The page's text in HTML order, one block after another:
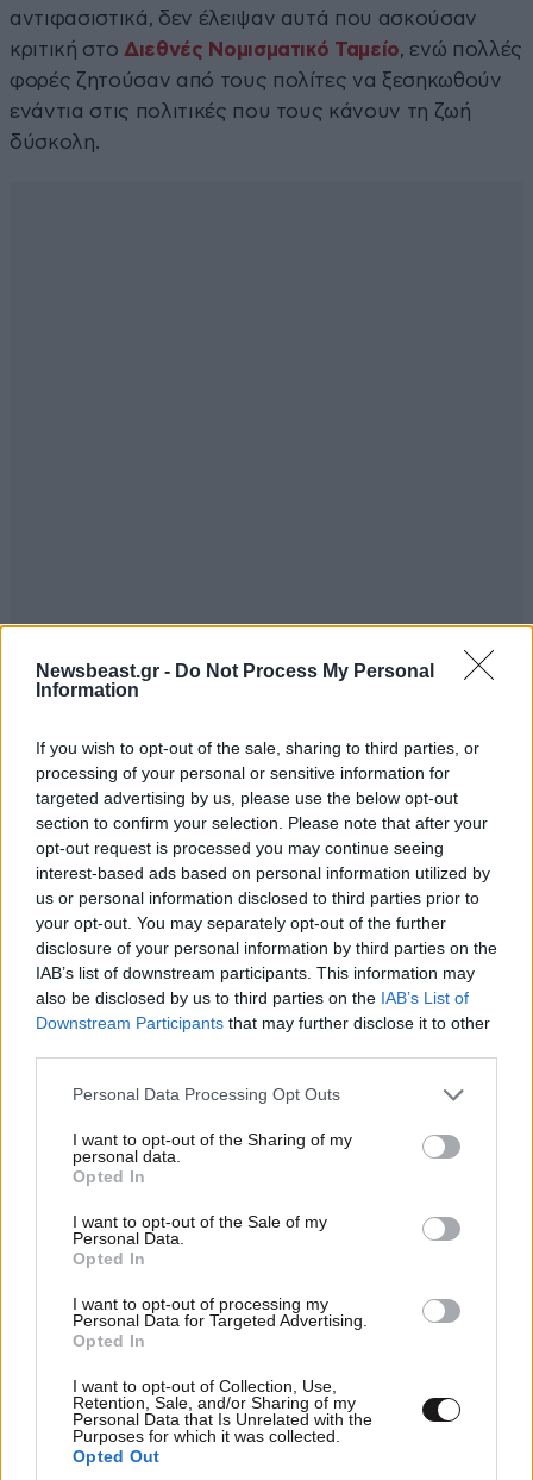
Newsbeast.gr - Do Not Process My Personal
Information
If you wish to opt-out of the sale, sharing to third parties, or
processing of your personal or sensitive information for
targeted advertising by us, please use the below opt-out
section to confirm your selection. Please note that after your
opt-out request is processed you may continue seeing
interest-based ads based on personal information utilized by
us or personal information disclosed to third parties prior to
your opt-out. You may separately opt-out of the further
disclosure of your personal information by third parties on the
IAB’s list of downstream participants. This information may
also be disclosed by us to third parties on the IAB’s List of
Downstream Participants that may further disclose it to other
Please note that this website/app uses one or more Google
not limited to your visit or usage behaviour. You may click to
grant or deny consent to Google and its third-party tags to
use your data for below specified purposes in below Google
consent section.
Personal Data Processing Opt Outs
I want to opt-out of the Sharing of my
personal data.
Opted In
I want to opt-out of the Sale of my
Personal Data.
Opted In
I want to opt-out of processing my
Personal Data for Targeted Advertising.
Opted In
I want to opt-out of Collection, Use,
Retention, Sale, and/or Sharing of my
Personal Data that Is Unrelated with the
Purposes for which it was collected.
Opted Out
αντιφασιστικά, δεν έλειψαν αυτά που ασκούσαν
κριτική στο Διεθνές Νομισματικό Ταμείο, ενώ πολλές
φορές ζητούσαν από τους πολίτες να ξεσηκωθούν
ενάντια στις πολιτικές που τους κάνουν τη ζωή
δύσκολη.
Το ωραίο με το Μητσάρα είναι πως πάντα φρόντιζε
να είναι μακριά όταν… άρχιζε να πέφτει το ξύλο
μεταξύ διαδηλωτών και ΜΑΤ.
Η τελευταία φορά που τον είδε
κάποιος και το μυστήριο με την
εξαφάνισή του